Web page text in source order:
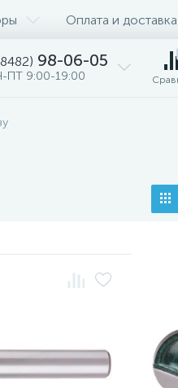
Оплата и доставка
98-06-05
ПТ 9:00-19:00